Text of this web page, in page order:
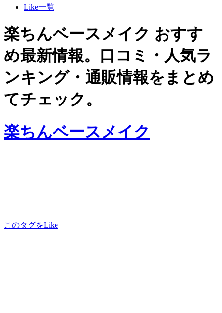
Like一覧
楽ちんベースメイク おすす
め最新情報。口コミ・人気ラ
ンキング・通販情報をまとめ
てチェック。
楽ちんベースメイク
このタグをLike